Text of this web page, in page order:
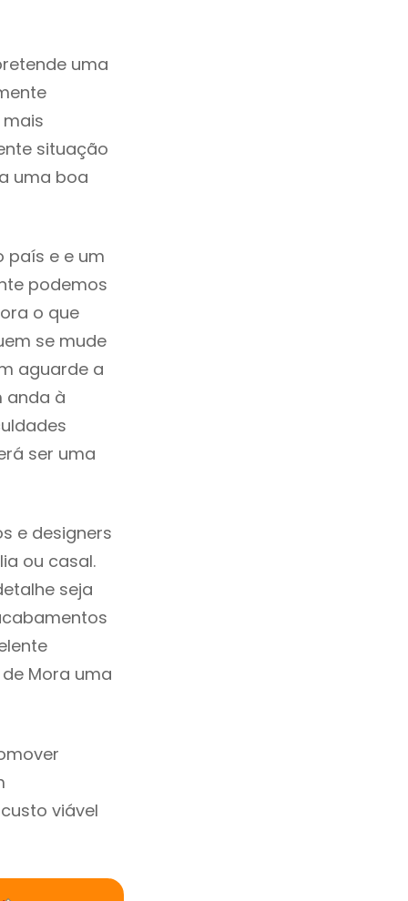
uma
situação
uma boa
país e e um
podemos
o que
se mude
aguarde a
anda à
ser uma
e designers
ou casal.
seja
Mora uma
viável